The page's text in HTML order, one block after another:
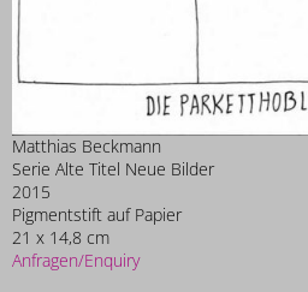
Matthias Beckmann
Serie Alte Titel Neue Bilder
2015
Pigmentstift auf Papier
21 x 14,8 cm
Anfragen/Enquiry